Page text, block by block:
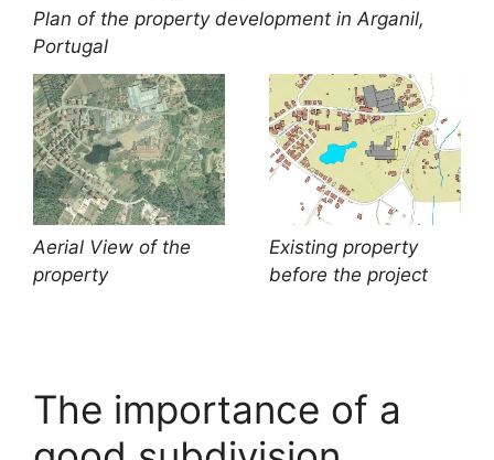
Plan of the property development in Arganil,
Portugal
Aerial View of the
property
Existing property
before the project
The importance of a